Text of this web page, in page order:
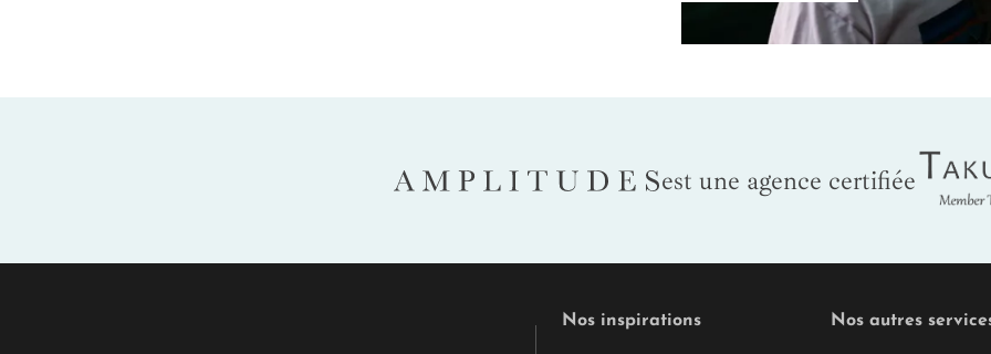
AMPLITUDES est une agence certifiée
Nos inspirations Nos autres